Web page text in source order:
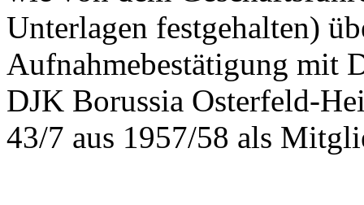
Unterlagen festgehalten)
Aufnahmebestätigung mit
DJK Borussia Osterfeld-
43/7 aus 1957/58 als